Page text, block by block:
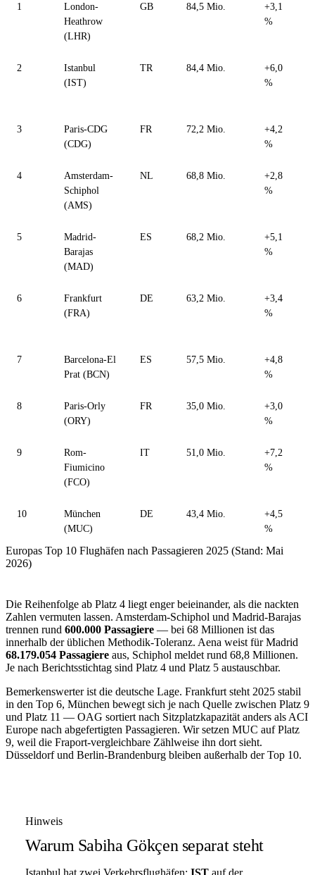
1
London-
Heathrow
(LHR)
GB 84,5 Mio.
+3,1
%
2
Istanbul
(IST)
TR 84,4 Mio.
+6,0
%
3
Paris-CDG
(CDG)
FR 72,2 Mio.
+4,2
%
4
Amsterdam-
Schiphol
(AMS)
NL 68,8 Mio.
+2,8
%
5
Madrid-
Barajas
(MAD)
ES 68,2 Mio.
+5,1
%
6
Frankfurt
(FRA)
DE 63,2 Mio.
+3,4
%
7
Barcelona-El
Prat (BCN)
ES 57,5 Mio.
+4,8
%
8
Paris-Orly
(ORY)
FR 35,0 Mio.
+3,0
%
9
Rom-
Fiumicino
(FCO)
IT 51,0 Mio.
+7,2
%
10
München
(MUC)
DE 43,4 Mio.
+4,5
%
Europas Top 10 Flughäfen nach Passagieren 2025 (Stand: Mai
2026)
Die Reihenfolge ab Platz 4 liegt enger beieinander, als die nackten
Zahlen vermuten lassen. Amsterdam-Schiphol und Madrid-Barajas
trennen rund 600.000 Passagiere — bei 68 Millionen ist das
innerhalb der üblichen Methodik-Toleranz. Aena weist für Madrid
68.179.054 Passagiere aus, Schiphol meldet rund 68,8 Millionen.
Je nach Berichtsstichtag sind Platz 4 und Platz 5 austauschbar.
Bemerkenswerter ist die deutsche Lage. Frankfurt steht 2025 stabil
in den Top 6, München bewegt sich je nach Quelle zwischen Platz 9
und Platz 11 — OAG sortiert nach Sitzplatzkapazität anders als ACI
Europe nach abgefertigten Passagieren. Wir setzen MUC auf Platz
9, weil die Fraport-vergleichbare Zählweise ihn dort sieht.
Düsseldorf und Berlin-Brandenburg bleiben außerhalb der Top 10.
Hinweis
Warum Sabiha Gökçen separat steht
Istanbul hat zwei Verkehrsflughäfen: IST auf der